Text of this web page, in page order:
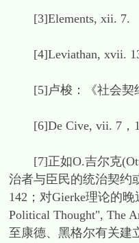
[3]Elements, xii. 7.
[4]Leviathan, xvii. 13;
[5]卢梭：《社会契约
[6]De Cive, vii. 7，
[7]正如O.吉尔克(Otto
治者与臣民的统治契约
142；对Gierke理论的
Political Thought", The
至康德、黑格尔有关建